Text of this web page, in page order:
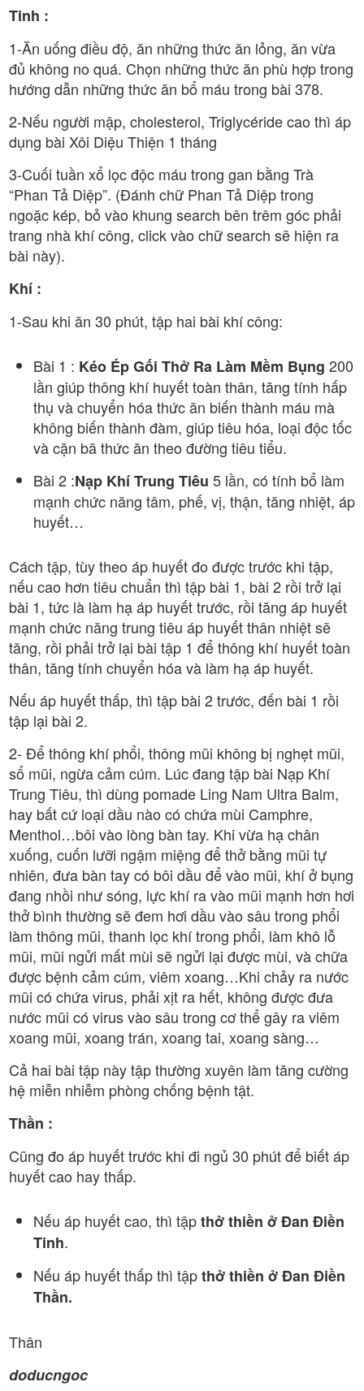
Tinh :
1-Ăn uống điều độ, ăn những thức ăn lỏng, ăn vừa
đủ không no quá. Chọn những thức ăn phù hợp trong
hướng dẫn những thức ăn bổ máu trong bài 378.
2-Nếu người mập, cholesterol, Triglycéride cao thì áp
dụng bài Xôi Diệu Thiện 1 tháng
3-Cuối tuần xổ lọc độc máu trong gan bằng Trà
“Phan Tả Diệp”. (Đánh chữ Phan Tả Diệp trong
ngoặc kép, bỏ vào khung search bên trêm góc phải
trang nhà khí công, click vào chữ search sẽ hiện ra
bài này).
Khí :
1-Sau khi ăn 30 phút, tập hai bài khí công:
Bài 1 : Kéo Ép Gối Thở Ra Làm Mềm Bụng 200
lần giúp thông khí huyết toàn thân, tăng tính hấp
thụ và chuyển hóa thức ăn biến thành máu mà
không biến thành đàm, giúp tiêu hóa, loại độc tốc
và cặn bã thức ăn theo đường tiêu tiểu.
Bài 2 :Nạp Khí Trung Tiêu 5 lần, có tính bổ làm
mạnh chức năng tâm, phế, vị, thận, tăng nhiệt, áp
huyết…
Cách tập, tùy theo áp huyết đo được trước khi tập,
nếu cao hơn tiêu chuẩn thì tập bài 1, bài 2 rồi trở lại
bài 1, tức là làm hạ áp huyết trước, rồi tăng áp huyết
mạnh chức năng trung tiêu áp huyết thân nhiệt sẽ
tăng, rồi phải trở lại bài tập 1 để thông khí huyết toàn
thân, tăng tính chuyển hóa và làm hạ áp huyết.
Nếu áp huyết thấp, thì tập bài 2 trước, đến bài 1 rồi
tập lại bài 2.
2- Để thông khí phổi, thông mũi không bị nghẹt mũi,
sổ mũi, ngừa cảm cúm. Lúc đang tập bài Nạp Khí
Trung Tiêu, thì dùng pomade Ling Nam Ultra Balm,
hay bất cứ loại dầu nào có chứa mùi Camphre,
Menthol…bôi vào lòng bàn tay. Khi vừa hạ chân
xuống, cuốn lưỡi ngậm miệng để thở bằng mũi tự
nhiên, đưa bàn tay có bôi dầu để vào mũi, khí ở bụng
đang nhồi như sóng, lực khí ra vào mũi mạnh hơn hơi
thở bình thường sẽ đem hơi dầu vào sâu trong phổi
làm thông mũi, thanh lọc khí trong phổi, làm khô lỗ
mũi, mũi ngửi mất mùi sẽ ngửi lại được mùi, và chữa
được bệnh cảm cúm, viêm xoang…Khi chảy ra nước
mũi có chứa virus, phải xịt ra hết, không được đưa
nước mũi có virus vào sâu trong cơ thể gây ra viêm
xoang mũi, xoang trán, xoang tai, xoang sàng…
Cả hai bài tập này tập thường xuyên làm tăng cường
hệ miễn nhiễm phòng chống bệnh tật.
Thần :
Cũng đo áp huyết trước khi đi ngủ 30 phút để biết áp
huyết cao hay thấp.
Nếu áp huyết cao, thì tậpthở thiền ở Đan Điền
Tinh.
Nếu áp huyết thấp thì tậpthở thiền ở Đan Điền
Thần.
Thân
doducngoc